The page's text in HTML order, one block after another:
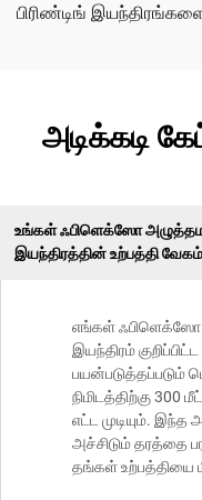
பிரிண்டிங்
அடிக்கடி
உங்கள் ஃபிளெக்ஸோ
இயந்திரத்தின் உற்பத்தி
எங்கள் ஃபிளெக்ஸோ
இயந்திரம்
பயன்படுத்தப்படும்
நிமிடத்திற்கு 300
எட்ட முடியும். இந்த
அச்சிடும் தரத்தை
தங்கள் உற்பத்தியை